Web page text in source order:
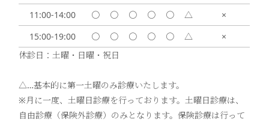
11:00-14:00
〇 〇 〇 〇 〇 △
×
15:00-19:00
〇 〇 〇 〇 〇 △
×
休診日：土曜・日曜・祝日
△…基本的に第一土曜のみ診療いたします。
※月に一度、土曜日診療を行っております。土曜日診療は、
自由診療（保険外診療）のみとなります。保険診療は行って